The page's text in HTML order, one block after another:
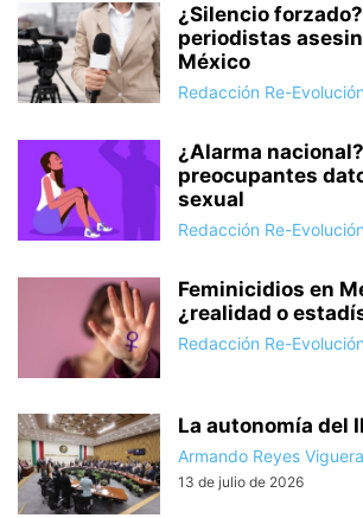
¿Silencio
periodistas
México
Redacción Re-Evolución
¿Alarma
preocupantes
sexual
Redacción Re-Evolución
Feminicidios en
¿realidad o
Redacción Re-Evolución
La autonomía del
Armando Reyes
13 de julio de 2026